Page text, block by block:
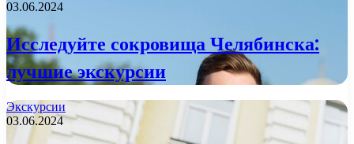
03.06.2024
Исследуйте сокровища Челябинска:
лучшие экскурсии
Экскурсии
03.06.2024